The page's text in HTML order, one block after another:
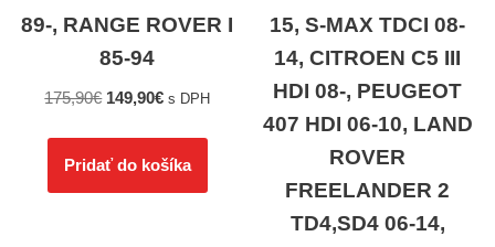
89-, RANGE ROVER I
85-94
175,90€ 149,90€ s DPH
Pridať do košíka
15, S-MAX TDCI 08-
14, CITROEN C5 III
HDI 08-, PEUGEOT
407 HDI 06-10, LAND
ROVER
FREELANDER 2
TD4,SD4 06-14,